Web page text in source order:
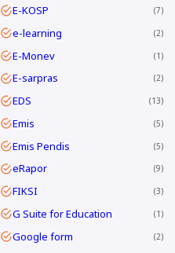
E-KOSP 7
e-learning 2
E-Monev 1
E-sarpras 2
EDS 13
Emis 5
Emis Pendis 5
eRapor 9
FIKSI 3
G Suite for Education 1
Google form 2